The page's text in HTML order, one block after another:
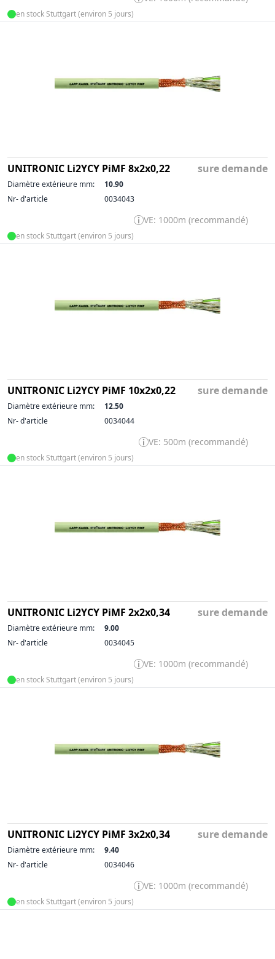
en stock Stuttgart (environ 5 jours)
UNITRONIC Li2YCY PiMF 8x2x0,22 sure demande
Diamètre extérieure mm:
10.90
Nr- d'article
0034043
VE: 1000m (recommandé)
en stock Stuttgart (environ 5 jours)
UNITRONIC Li2YCY PiMF 10x2x0,22 sure demande
Diamètre extérieure mm:
12.50
Nr- d'article
0034044
VE: 500m (recommandé)
en stock Stuttgart (environ 5 jours)
UNITRONIC Li2YCY PiMF 2x2x0,34 sure demande
Diamètre extérieure mm:
9.00
Nr- d'article
0034045
VE: 1000m (recommandé)
en stock Stuttgart (environ 5 jours)
UNITRONIC Li2YCY PiMF 3x2x0,34 sure demande
Diamètre extérieure mm:
9.40
Nr- d'article
0034046
VE: 1000m (recommandé)
en stock Stuttgart (environ 5 jours)